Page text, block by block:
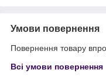
Умови повернення
Повернення товару
Всі умови повернення